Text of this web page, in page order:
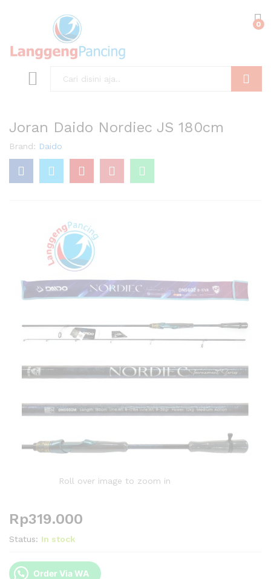
0
Joran Daido Nordiec JS 180cm
Brand: Daido
Roll over image to zoom in
Rp319.000
Status: In stock
Order Via WA